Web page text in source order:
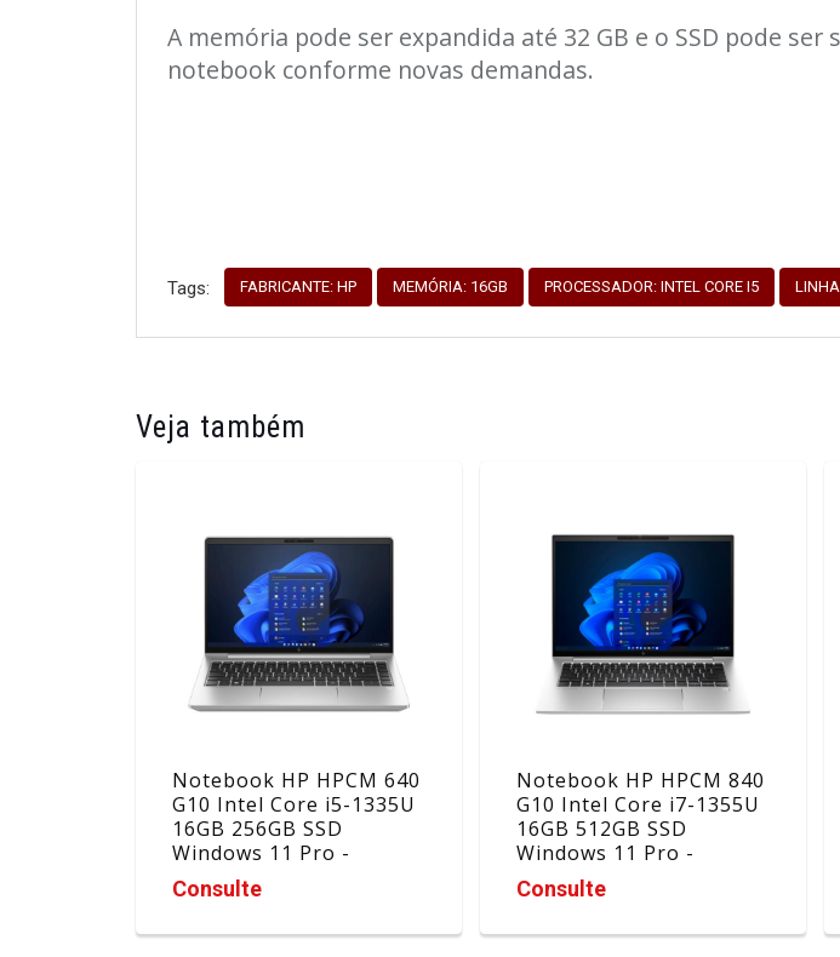
A memória pode ser expandida até 32 GB e o SSD pode
notebook conforme novas demandas.
Tags: FABRICANTE: HP MEMÓRIA: 16GB PROCESSADOR: INTEL CORE I5
Veja também
Notebook HP HPCM 640
G10 Intel Core i5-1335U
16GB 256GB SSD
Windows 11 Pro -
A09FJLA#AK4
Consulte
Notebook HP HPCM 840
G10 Intel Core i7-1355U
16GB 512GB SSD
Windows 11 Pro -
A09FPLA#AK4
Consulte